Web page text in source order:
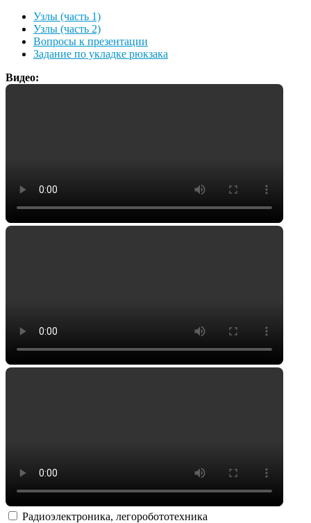
Узлы (часть 1)
Узлы (часть 2)
Вопросы к презентации
Задание по укладке рюкзака
Видео:
Радиоэлектроника, легоробототехника